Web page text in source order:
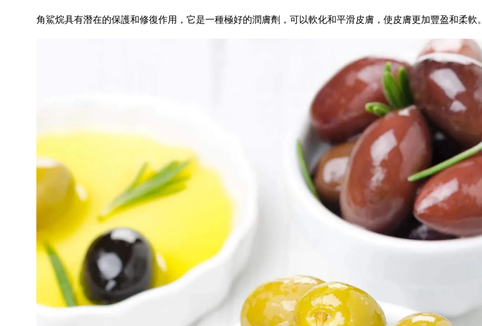
角鯊烷具有潛在的保護和修復作用，它是一種極好的潤膚劑，可以軟化和平滑皮膚，使皮膚更加豐盈和柔軟。